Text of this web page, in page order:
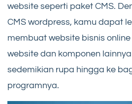
website seperti paket CMS.
CMS wordpress, kamu dapat
membuat website bisnis
website dan komponen
sedemikian rupa hingga ke
programnya.